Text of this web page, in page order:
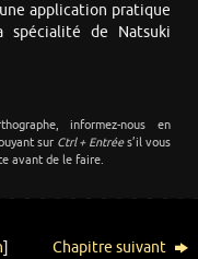
application pratique
de Natsuki
informez-nous en
sur Ctrl + Entrées’il vous
avant de le faire.
] Chapitre suivant